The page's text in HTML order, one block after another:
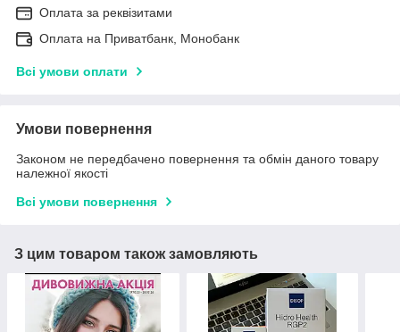
Оплата за реквізитами
Оплата на Приватбанк, Монобанк
Всі умови оплати
Умови повернення
Законом не передбачено повернення та обмін даного товару
належної якості
Всі умови повернення
З цим товаром також замовляють